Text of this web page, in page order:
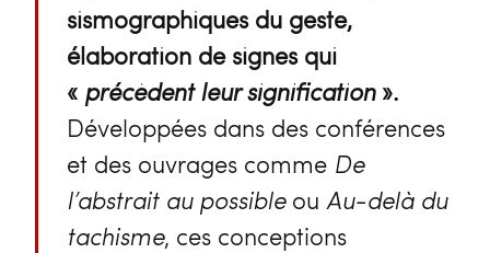
sismographiques du geste,
élaboration de signes qui
« précèdent leur signification».
Développées dans des conférences
et des ouvrages comme De
l’abstrait au possibleou Au-delà du
tachisme, ces conceptions